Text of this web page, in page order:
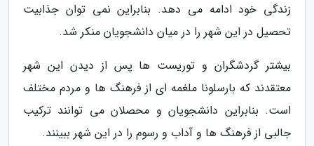
زندگی خود ادامه می دهد. بنابراین نمی توان جذابیت
تحصیل در این شهر را در میان دانشجویان منکر شد.
بیشتر گردشگران و توریست ها پس از دیدن این شهر
معتقدند که بارسلونا ملغمه ای از فرهنگ ها و مردم مختلف
است. بنابراین دانشجویان و محصلان می توانند ترکیب
جالبی از فرهنگ ها و آداب و رسوم را در این شهر ببینند.